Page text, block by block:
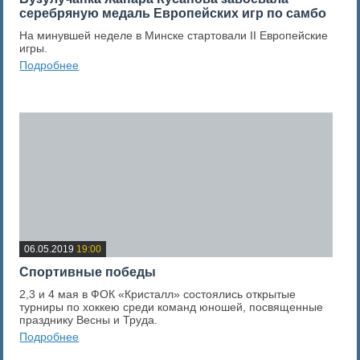
серебряную медаль Европейских игр по самбо
На минувшей неделе в Минске стартовали II Европейские
игры.
Подробнее
06.05.2019 19:00
Спортивные победы
2,3 и 4 мая в ФОК «Кристалл» состоялись открытые
турниры по хоккею среди команд юношей, посвященные
празднику Весны и Труда.
Подробнее